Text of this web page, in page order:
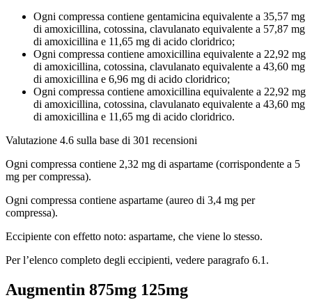
Ogni compressa contiene gentamicina equivalente a 35,57 mg
di amoxicillina, cotossina, clavulanato equivalente a 57,87 mg
di amoxicillina e 11,65 mg di acido cloridrico;
Ogni compressa contiene amoxicillina equivalente a 22,92 mg
di amoxicillina, cotossina, clavulanato equivalente a 43,60 mg
di amoxicillina e 6,96 mg di acido cloridrico;
Ogni compressa contiene amoxicillina equivalente a 22,92 mg
di amoxicillina, cotossina, clavulanato equivalente a 43,60 mg
di amoxicillina e 11,65 mg di acido cloridrico.
Valutazione 4.6 sulla base di 301 recensioni
Ogni compressa contiene 2,32 mg di aspartame (corrispondente a 5
mg per compressa).
Ogni compressa contiene aspartame (aureo di 3,4 mg per
compressa).
Eccipiente con effetto noto: aspartame, che viene lo stesso.
Per l’elenco completo degli eccipienti, vedere paragrafo 6.1.
Augmentin 875mg 125mg